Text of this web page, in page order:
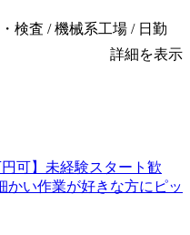
検査 / 機械系工場 / 日勤
詳細を表示